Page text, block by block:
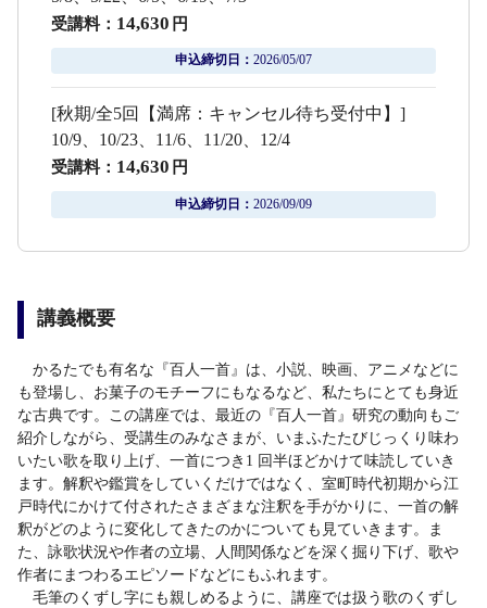
受講料： 14,630 円
申込締切日： 2026/05/07
[秋期/全5回【満席：キャンセル待ち受付中】]
10/9、10/23、11/6、11/20、12/4
受講料： 14,630 円
申込締切日： 2026/09/09
講義概要
かるたでも有名な『百人一首』は、小説、映画、アニメなどに
も登場し、お菓子のモチーフにもなるなど、私たちにとても身近
な古典です。この講座では、最近の『百人一首』研究の動向もご
紹介しながら、受講生のみなさまが、いまふたたびじっくり味わ
いたい歌を取り上げ、一首につき1 回半ほどかけて味読していき
ます。解釈や鑑賞をしていくだけではなく、室町時代初期から江
戸時代にかけて付されたさまざまな注釈を手がかりに、一首の解
釈がどのように変化してきたのかについても見ていきます。ま
た、詠歌状況や作者の立場、人間関係などを深く掘り下げ、歌や
作者にまつわるエピソードなどにもふれます。
毛筆のくずし字にも親しめるように、講座では扱う歌のくずし